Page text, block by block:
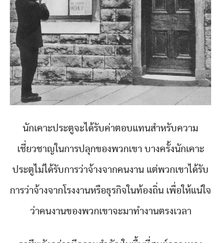
นักเคาะประตูจะได้รับค่าตอบแทนสำหรับความ
เชี่ยวชาญในการปลุกของพวกเขา บางครั้งนักเคาะ
ประตูไม่ได้รับการว่าจ้างจากคนงาน แต่พวกเขาได้รับ
การว่าจ้างจากโรงงานหรือธุรกิจในท้องถิ่น เพื่อให้แน่ใจ
ว่าคนงานของพวกเขาจะมาทำงานตรงเวลา